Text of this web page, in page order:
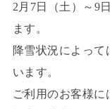
2月7日（土）～9
ます。
降雪状況によっ
います。
ご利用のお客様に